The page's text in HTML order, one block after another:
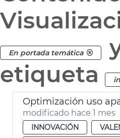
En portada temática
etiqueta
modificado hace 1 mes
INNOVACIÓN